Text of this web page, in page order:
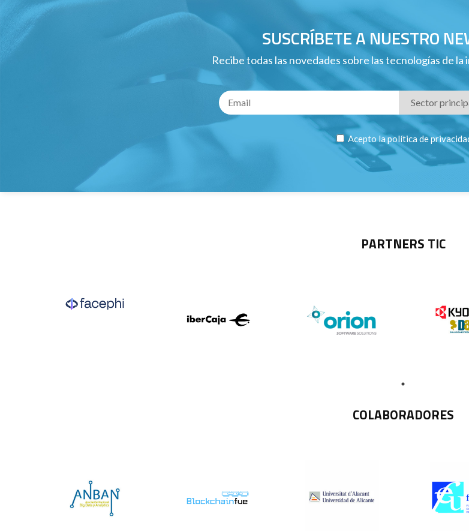
SUSCRÍBETE A NUESTRO
Recibe todas las novedades sobre las tecnologías de
Acepto lapolítica de
PARTNERS TIC
COLABORADORES